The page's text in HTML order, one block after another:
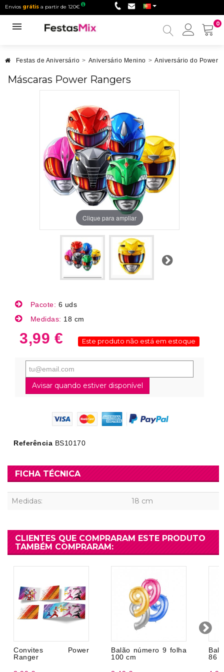
Envios grátis a partir de 120€
0
Minha
Festas de Aniversário > Aniversário Menino > Aniversário do Power
Máscaras Power Rangers
Clique para ampliar
Próximo
Pacote: 6 uds
Medidas: 18 cm
3,99 € Este produto não está em estoque
Avisar quando estiver disponível
Referência BS10170
FICHA TÉCNICA
Medidas: 18 cm
CLIENTES QUE COMPRARAM ESTE PRODUTO
TAMBÉM COMPRARAM:
Convites Power
Ranger
Balão número 9 folha
100 cm
86